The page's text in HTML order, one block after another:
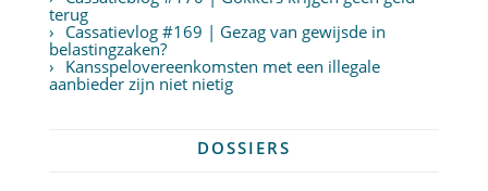
terug
Cassatievlog #169 | Gezag van gewijsde in
belastingzaken?
Kansspelovereenkomsten met een illegale
aanbieder zijn niet nietig
DOSSIERS